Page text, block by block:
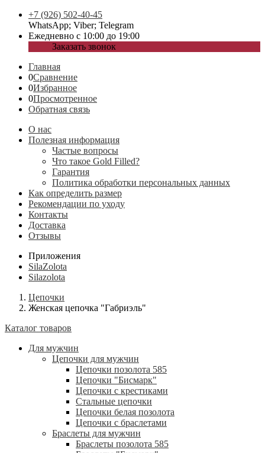
+7 (926) 502-40-45
WhatsApp; Viber; Telegram
Ежедневно с 10:00 до 19:00
Заказать звонок
Главная
0Сравнение
0Избранное
0Просмотренное
Обратная связь
О нас
Полезная информация
Частые вопросы
Что такое Gold Filled?
Гарантия
Политика обработки персональных данных
Как определить размер
Рекомендации по уходу
Контакты
Доставка
Отзывы
Приложения
SilaZolota
Silazolota
Цепочки
Женская цепочка "Габриэль"
Каталог товаров
Для мужчин
Цепочки для мужчин
Цепочки позолота 585
Цепочки "Бисмарк"
Цепочки с крестиками
Стальные цепочки
Цепочки белая позолота
Цепочки с браслетами
Браслеты для мужчин
Браслеты позолота 585